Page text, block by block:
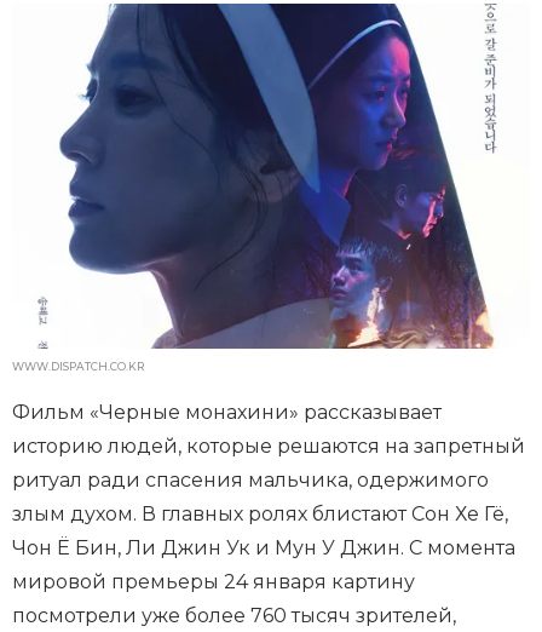
WWW.DISPATCH.CO.KR
Фильм «Черные монахини» рассказывает
историю людей, которые решаются на запретный
ритуал ради спасения мальчика, одержимого
злым духом. В главных ролях блистают Сон Хе Гё,
Чон Ё Бин, Ли Джин Ук и Мун У Джин. С момента
мировой премьеры 24 января картину
посмотрели уже более 760 тысяч зрителей,